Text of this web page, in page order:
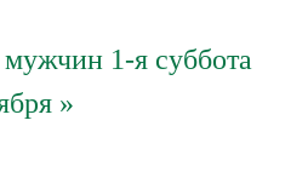
1-я суббота
»